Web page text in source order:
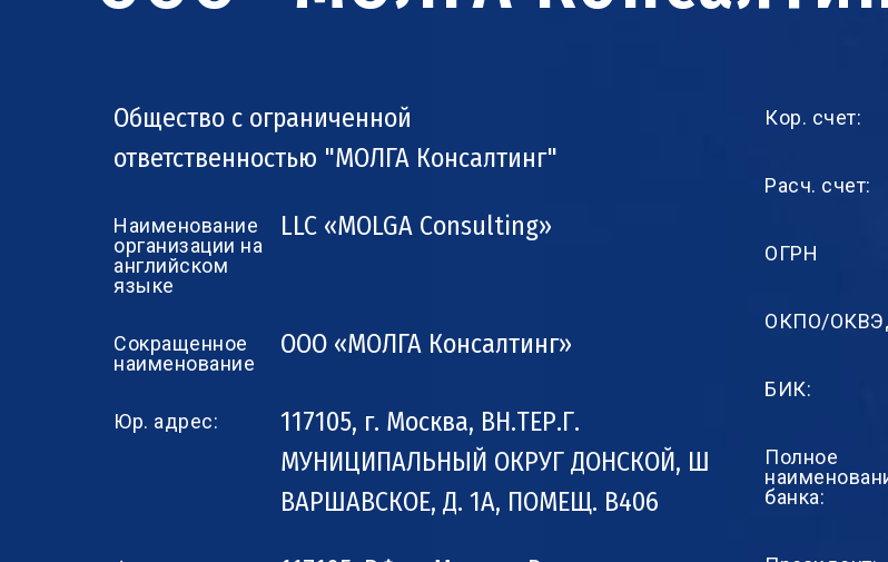
Общество с ограниченной
ответственностью "МОЛГА Консалтинг"
Наименование
организации на
английском
языке
LLC «MOLGA Consulting»
Сокращенное
наименование
ООО «МОЛГА Консалтинг»
Юр. адрес:
117105, г. Москва, ВН.ТЕР.Г.
МУНИЦИПАЛЬНЫЙ ОКРУГ ДОНСКОЙ, Ш
ВАРШАВСКОЕ, Д. 1А, ПОМЕЩ. B406
Кор. счет:
Расч. счет:
ОГРН
ОКПО/
БИК:
Полное
банка: